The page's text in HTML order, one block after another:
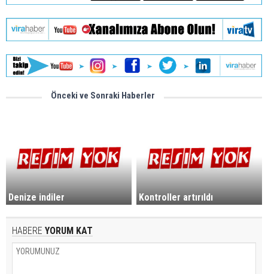
Önceki ve Sonraki Haberler
Denize indiler Kontroller artırıldı
HABERE YORUM KAT